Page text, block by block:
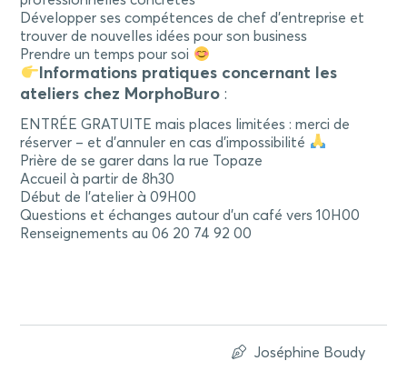
Développer ses compétences de chef d’entreprise et
trouver de nouvelles idées pour son business
Prendre un temps pour soi
Informations pratiques concernant les
ateliers chez MorphoBuro :
ENTRÉE GRATUITE mais places limitées : merci de
réserver – et d’annuler en cas d’impossibilité
Prière de se garer dans la rue Topaze
Accueil à partir de 8h30
Début de l’atelier à 09H00
Questions et échanges autour d’un café vers 10H00
Renseignements au 06 20 74 92 00
Joséphine Boudy